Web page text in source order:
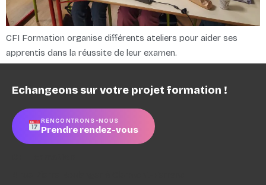
CFI Formation organise différents ateliers pour aider ses
apprentis dans la réussite de leur examen.
Echangeons sur votre projet formation !
RENCONTRONS-NOUS
Prendre rendez-vous